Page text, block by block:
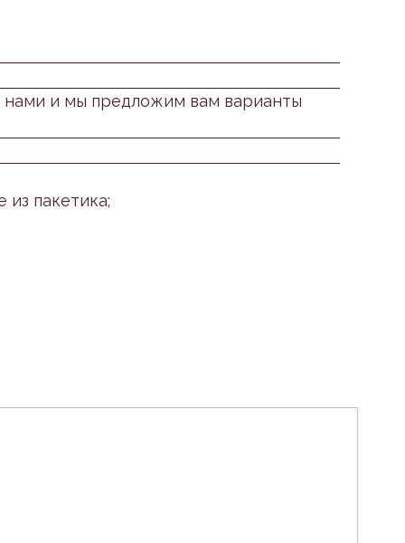
нами и мы предложим вам варианты
из пакетика;